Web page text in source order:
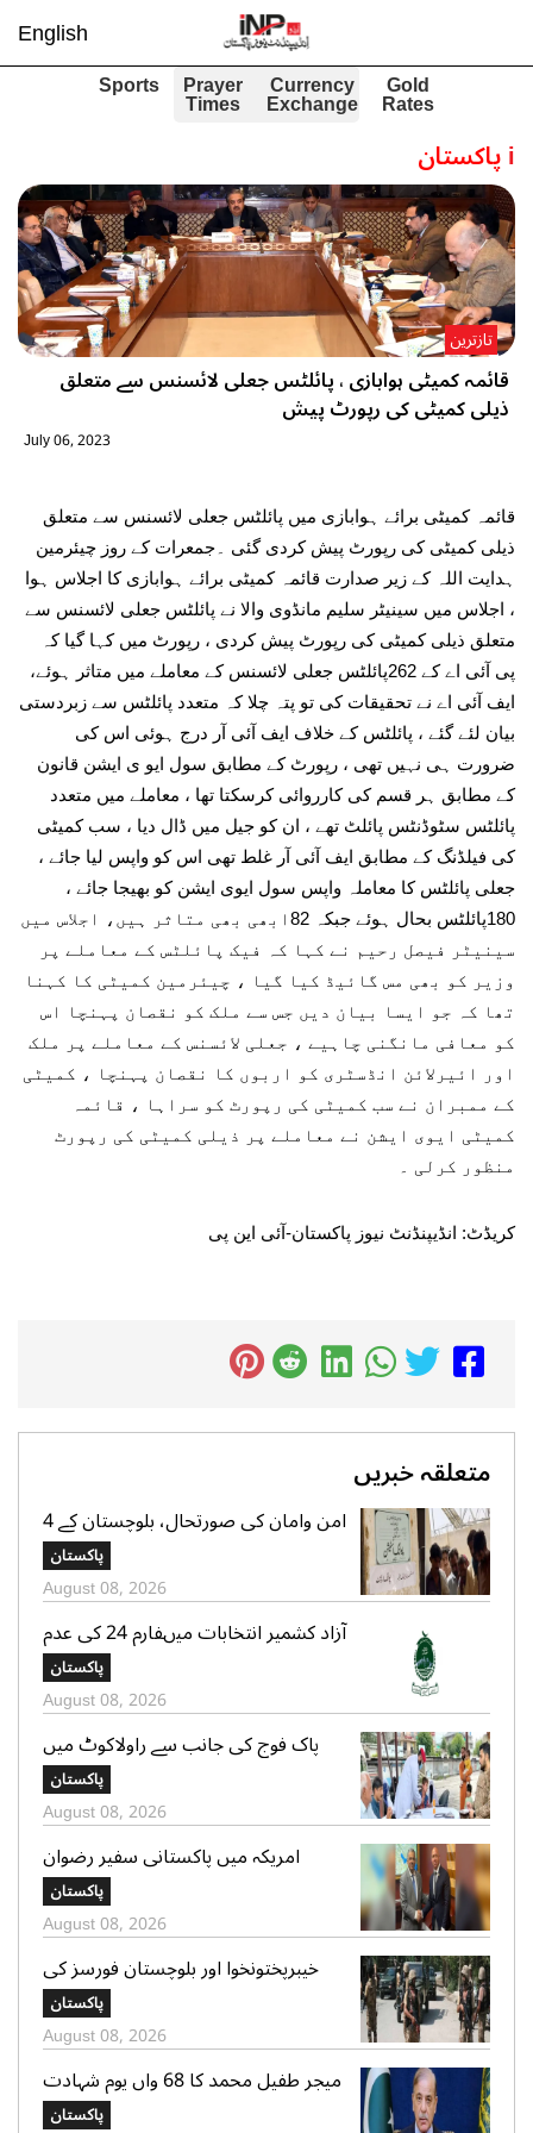
English
Gold
Rates
Currency
Exchange
Prayer
Times
Sports
iپاکستان
قائمہ کمیٹی ہوابازی ، پائلٹس جعلی لائسنس سے متعلق
ذیلی کمیٹی کی رپورٹ پیش
تازترین
July 06, 2023
قائمہ کمیٹی برائے ہوابازی میں پائلٹس جعلی لائسنس سے متعلق
ذیلی کمیٹی کی رپورٹ پیش کردی گئی ۔جمعرات کے روز چیئرمین
ہدایت اللہ کے زیر صدارت قائمہ کمیٹی برائے ہوابازی کا اجلاس ہوا
، اجلاس میں سینیٹر سلیم مانڈوی والا نے پائلٹس جعلی لائسنس سے
متعلق ذیلی کمیٹی کی رپورٹ پیش کردی ، رپورٹ میں کہا گیا کہ
پی آئی اے کے 262پائلٹس جعلی لائسنس کے معاملے میں متاثر ہوئے،
ایف آئی اے نے تحقیقات کی تو پتہ چلا کہ متعدد پائلٹس سے زبردستی
بیان لئے گئے ، پائلٹس کے خلاف ایف آئی آر درج ہوئی اس کی
ضرورت ہی نہیں تھی ، رپورٹ کے مطابق سول ایو ی ایشن قانون
کے مطابق ہر قسم کی کارروائی کرسکتا تھا ، معاملے میں متعدد
پائلٹس سٹوڈنٹس پائلٹ تھے ، ان کو جیل میں ڈال دیا ، سب کمیٹی
کی فیلڈنگ کے مطابق ایف آئی آر غلط تھی اس کو واپس لیا جائے ،
جعلی پائلٹس کا معاملہ واپس سول ایوی ایشن کو بھیجا جائے ،
180پائلٹس بحال ہوئے جبکہ 82ابھی بھی متاثر ہیں، اجلاس میں
سینیٹر فیصل رحیم نے کہا کہ فیک پائلٹس کے معاملے پر
وزیر کو بھی مس گائیڈ کیا گیا ، چیئرمین کمیٹی کا کہنا
تھا کہ جو ایسا بیان دیں جس سے ملک کو نقصان پہنچا اس
کو معافی مانگنی چاہیے ، جعلی لائسنس کے معاملے پر ملک
اور ائیرلائن انڈسٹری کو اربوں کا نقصان پہنچا ، کمیٹی
کے ممبران نے سب کمیٹی کی رپورٹ کو سراہا ، قائمہ
کمیٹی ایوی ایشن نے معاملے پر ذیلی کمیٹی کی رپورٹ
منظور کرلی ۔
کریڈٹ: انڈیپنڈنٹ نیوز پاکستان-آئی این پی
متعلقہ خبریں
امن وامان کی صورتحال، بلوچستان کے 4
بلدیاتی حلقوں میں آج ہونیوالی پولنگ
ملتوی
پاکستان
August 08, 2026
آزاد کشمیر انتخابات میںفارم 24 کی عدم
فراہمی کے دعوے بے بنیاد ہیں، الیکشن
کمیشن کی وضاحت
پاکستان
August 08, 2026
پاک فوج کی جانب سے راولاکوٹ میں
شہریوں کیلئے مفت میڈیکل کیمپس کا
انعقاد
پاکستان
August 08, 2026
امریکہ میں پاکستانی سفیر رضوان
سعیدشیخ کی مریکی سویا بین ایکسپورٹ
کونسل کے چیف ایگزیکٹو جم سٹر سے
ملاقات
پاکستان
August 08, 2026
خیبرپختونخوا اور بلوچستان فورسز کی
کارروائیاں، فتنہ الخوارج کے 10 دہشتگرد
پاکستان
August 08, 2026
میجر طفیل محمد کا 68 واں یوم شہادت
عقیدت واحترام سے منایا گیا، وزیراعظم و
پاکستان